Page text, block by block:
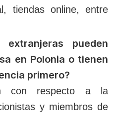
tiendas online, entre
pueden
en Polonia o tienen
primero?
con respecto a la
y miembros de